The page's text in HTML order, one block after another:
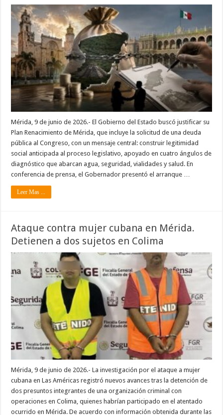
Mérida, 9 de junio de 2026.- El Gobierno del Estado buscó justificar su
Plan Renacimiento de Mérida, que incluye la solicitud de una deuda
pública al Congreso, con un mensaje central: construir legitimidad
social anticipada al proceso legislativo, apoyado en cuatro ángulos de
diagnóstico que abarcan agua, seguridad, vialidades y salud. En
conferencia de prensa, el Gobernador presentó el arranque …
Leer Mas ...
Ataque contra mujer cubana en Mérida.
Detienen a dos sujetos en Colima
Mérida, 9 de junio de 2026.- La investigación por el ataque a mujer
cubana en Las Américas registró nuevos avances tras la detención de
dos presuntos integrantes de una organización criminal con
operaciones en Colima, quienes habrían participado en el atentado
ocurrido en Mérida. De acuerdo con información obtenida durante las